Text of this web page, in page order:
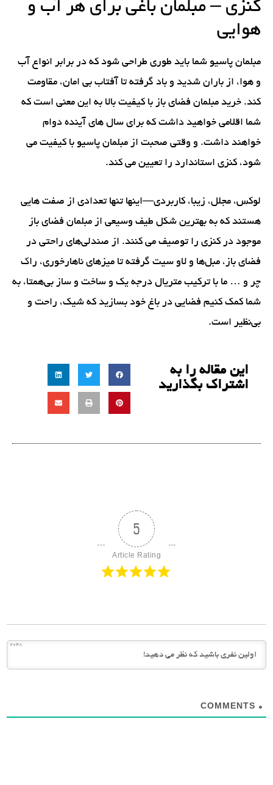
کنزی – مبلمان باغی برای هر آب و
هوایی
مبلمان پاسیو شما باید طوری طراحی شود که در برابر انواع آب
و هوا، از باران شدید و باد گرفته تا آفتاب بی امان، مقاومت
کند. خرید مبلمان فضای باز با کیفیت بالا به این معنی است که
شما اقلامی خواهید داشت که برای سال های آینده دوام
خواهند داشت. و وقتی صحبت از مبلمان پاسیو با کیفیت می
شود، کنزی استاندارد را تعیین می کند.
لوکس، مجلل، زیبا، کاربردی—اینها تنها تعدادی از صفت هایی
هستند که به بهترین شکل طیف وسیعی از مبلمان فضای باز
موجود در کنزی را توصیف می کنند. از صندلی‌های راحتی در
فضای باز، مبل‌ها و لاو سیت گرفته تا میزهای ناهارخوری، راک
چر و … ما با ترکیب متریال درجه یک و ساخت و ساز بی‌همتا، به
شما کمک کنیم فضایی در باغ خود بسازید که شیک، راحت و
بی‌نظیر است.
این مقاله را به
اشتراک بگذارید
5
Article Rating
2048
0